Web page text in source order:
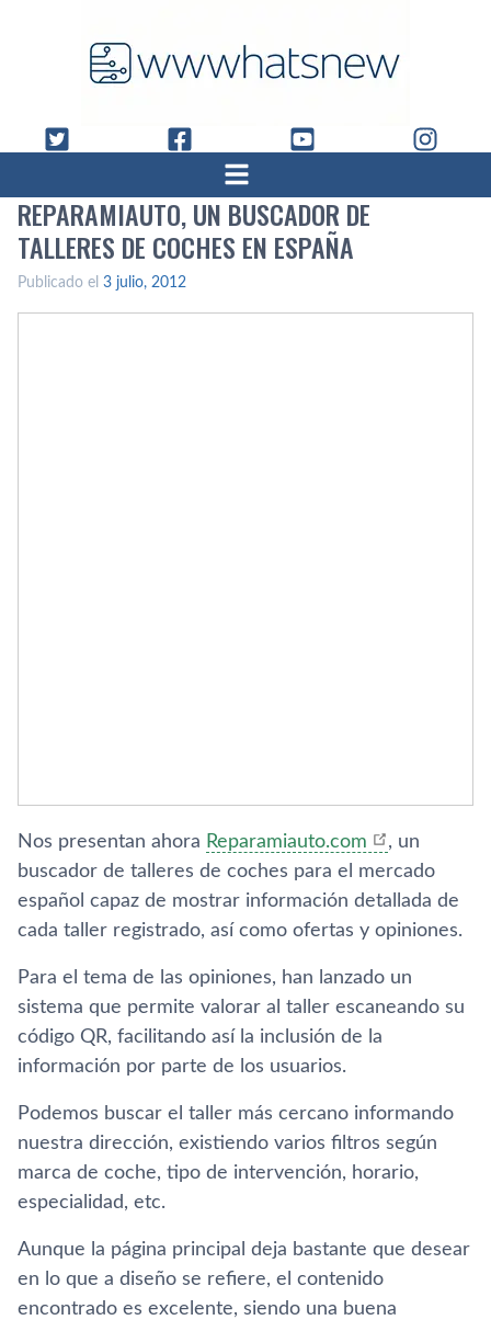
REPARAMIAUTO, UN BUSCADOR DE
TALLERES DE COCHES EN ESPAÑA
Publicado el 3 julio, 2012
Nos presentan ahora Reparamiauto.com
, un
buscador de talleres de coches para el mercado
español capaz de mostrar información detallada de
cada taller registrado, así­ como ofertas y opiniones.
Para el tema de las opiniones, han lanzado un
sistema que permite valorar al taller escaneando su
código QR, facilitando así­ la inclusión de la
información por parte de los usuarios.
Podemos buscar el taller más cercano informando
nuestra dirección, existiendo varios filtros según
marca de coche, tipo de intervención, horario,
especialidad, etc.
Aunque la página principal deja bastante que desear
en lo que a diseño se refiere, el contenido
encontrado es excelente, siendo una buena